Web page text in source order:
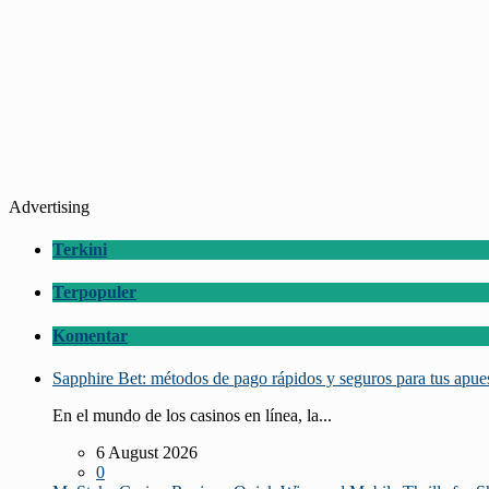
Advertising
Terkini
Terpopuler
Komentar
Sapphire Bet: métodos de pago rápidos y seguros para tus
En el mundo de los casinos en línea, la...
6 August 2026
0